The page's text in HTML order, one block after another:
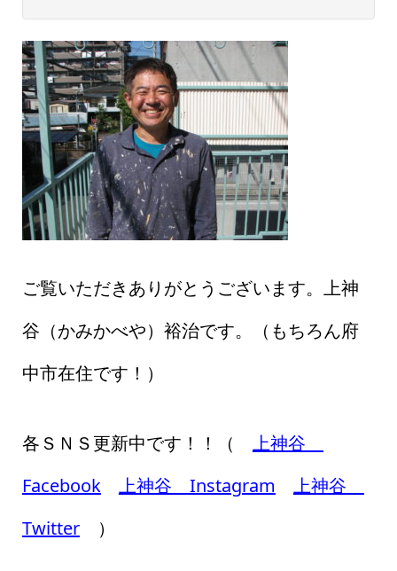
ご覧いただきありがとうございます。上神
谷（かみかべや）裕治です。（もちろん府
中市在住です！）
各ＳＮＳ更新中です！！（ 上神谷
Facebook
上神谷 Instagram
上神谷
Twitter）